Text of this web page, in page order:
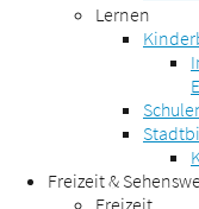
Lernen
Freizeit &